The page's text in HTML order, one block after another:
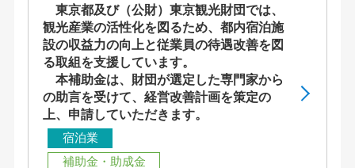
東京都及び（公財）東京観光財団では、
観光産業の活性化を図るため、都内宿泊施
設の収益力の向上と従業員の待遇改善を図
る取組を支援しています。
本補助金は、財団が選定した専門家から
の助言を受けて、経営改善計画を策定の
上、申請していただきます。
宿泊業
補助金・助成金